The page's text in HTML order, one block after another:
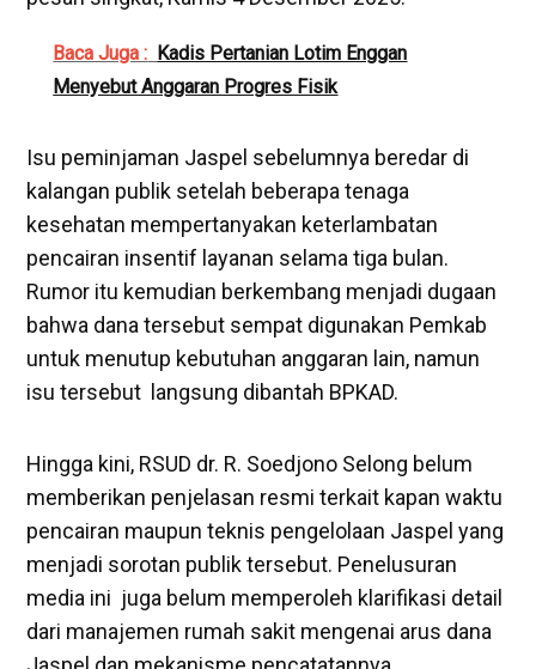
Baca Juga : Kadis Pertanian Lotim Enggan
Menyebut Anggaran Progres Fisik
‎Isu peminjaman Jaspel sebelumnya beredar di
kalangan publik setelah beberapa tenaga
kesehatan mempertanyakan keterlambatan
pencairan insentif layanan selama tiga bulan.
Rumor itu kemudian berkembang menjadi dugaan
bahwa dana tersebut sempat digunakan Pemkab
untuk menutup kebutuhan anggaran lain, namun
isu tersebut langsung dibantah BPKAD.
‎‎Hingga kini, RSUD dr. R. Soedjono Selong belum
memberikan penjelasan resmi terkait kapan waktu
pencairan maupun teknis pengelolaan Jaspel yang
menjadi sorotan publik tersebut. Penelusuran
media ini juga belum memperoleh klarifikasi detail
dari manajemen rumah sakit mengenai arus dana